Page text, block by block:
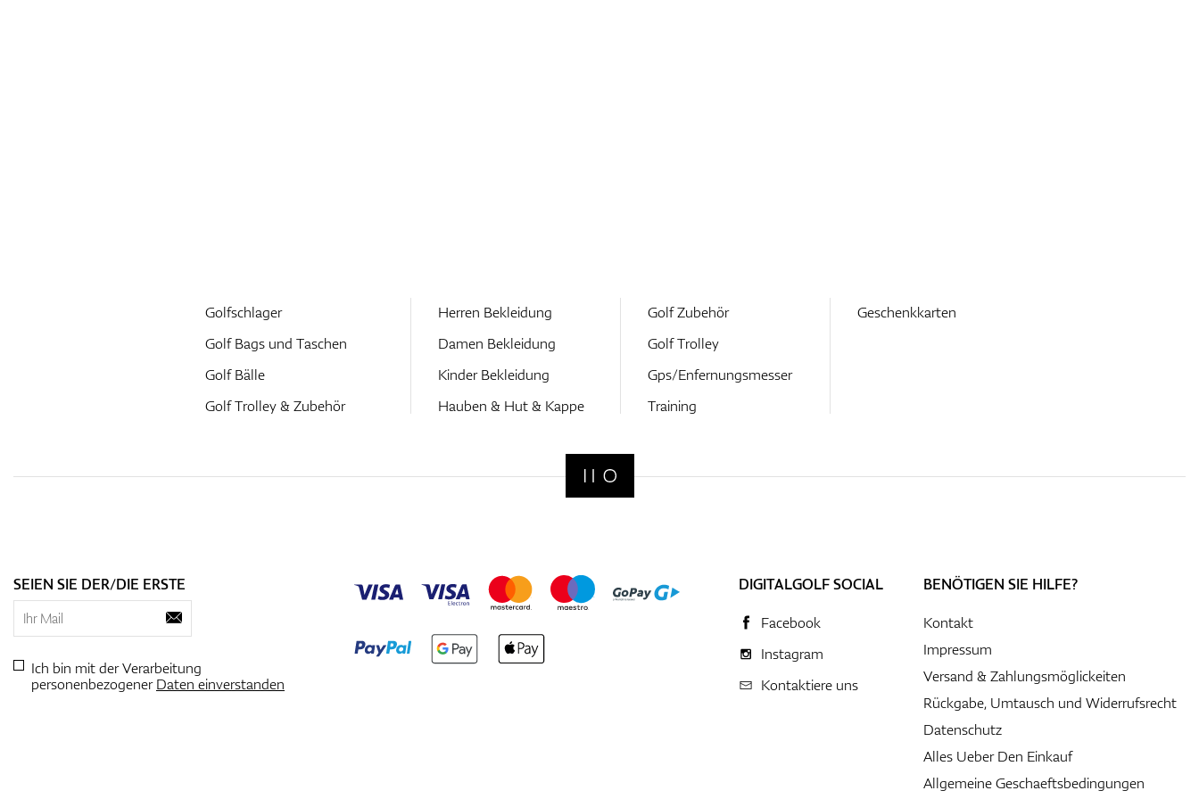
Golfschlager
Golf Bags und Taschen
Golf Bälle
Golf Trolley & Zubehör
Herren Bekleidung
Damen Bekleidung
Kinder Bekleidung
Hauben & Hut & Kappe
Golf Zubehör
Golf Trolley
Gps/Enfernungsmesser
Training
Geschenkkarten
SEIEN SIE DER/DIE ERSTE
Ich bin mit der Verarbeitung
personenbezogenerDaten einverstanden
DIGITALGOLF SOCIAL
Facebook
Instagram
Kontaktiere uns
BENÖTIGEN SIE HILFE?
Kontakt
Impressum
Versand & Zahlungsmöglickeiten
Rückgabe, Umtausch und Widerrufsrecht
Datenschutz
Alles Ueber Den Einkauf
Allgemeine Geschaeftsbedingungen